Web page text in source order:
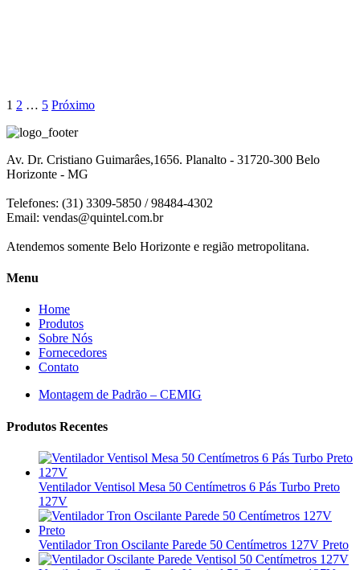
1 2 … 5 Próximo
Av. Dr. Cristiano Guimarâes,1656. Planalto - 31720-300 Belo
Horizonte - MG
Telefones: (31) 3309-5850 / 98484-4302
Email: vendas@quintel.com.br
Atendemos somente Belo Horizonte e região metropolitana.
Menu
Home
Produtos
Sobre Nós
Fornecedores
Contato
Montagem de Padrão – CEMIG
Produtos Recentes
Ventilador Ventisol Mesa 50 Centímetros 6 Pás Turbo Preto
127V
Ventilador Tron Oscilante Parede 50 Centímetros 127V Preto